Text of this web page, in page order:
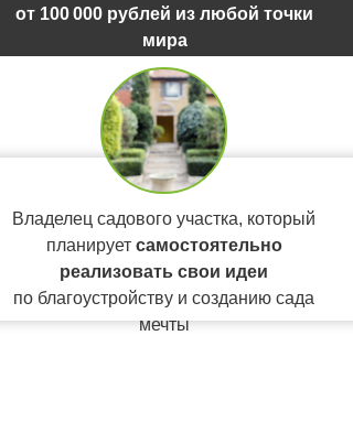
от 100 000 рублей из любой точки
мира
Владелец садового участка, который
планирует самостоятельно
реализовать свои идеи
по благоустройству и созданию сада
мечты